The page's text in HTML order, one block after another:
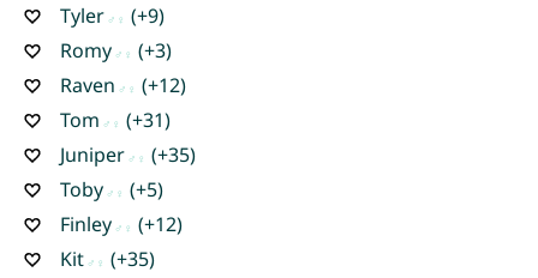
Tyler
(+9)
Romy
(+3)
Raven
(+12)
Tom
(+31)
Juniper
(+35)
Toby
(+5)
Finley
(+12)
Kit
(+35)